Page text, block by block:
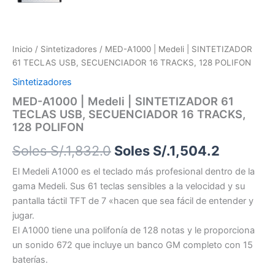
Inicio / Sintetizadores / MED-A1000 | Medeli | SINTETIZADOR
61 TECLAS USB, SECUENCIADOR 16 TRACKS, 128 POLIFON
Sintetizadores
MED-A1000 | Medeli | SINTETIZADOR 61
TECLAS USB, SECUENCIADOR 16 TRACKS,
128 POLIFON
Soles S/.1,832.0 Soles S/.1,504.2
El Medeli A1000 es el teclado más profesional dentro de la
gama Medeli. Sus 61 teclas sensibles a la velocidad y su
pantalla táctil TFT de 7 «hacen que sea fácil de entender y
jugar.
El A1000 tiene una polifonía de 128 notas y le proporciona
un sonido 672 que incluye un banco GM completo con 15
baterías.